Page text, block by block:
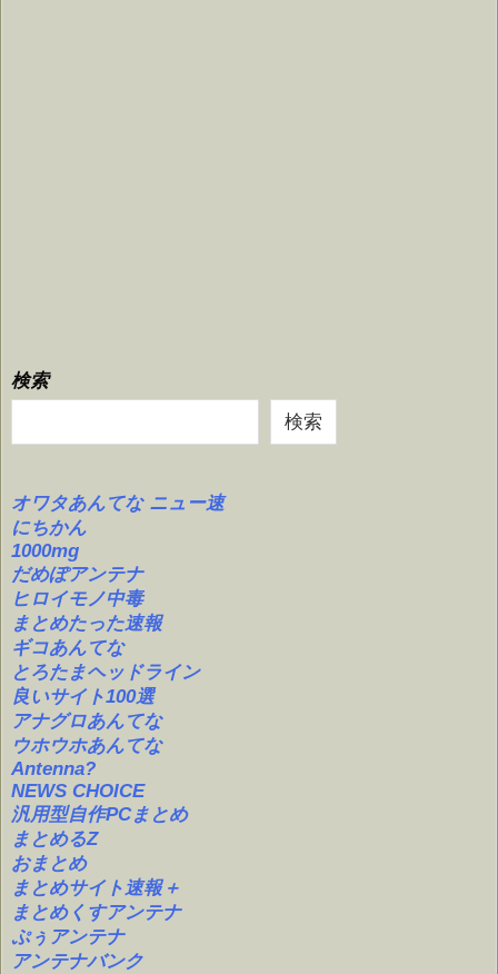
検索
検索
オワタあんてな ニュー速
にちかん
1000mg
だめぽアンテナ
ヒロイモノ中毒
まとめたった速報
ギコあんてな
とろたまヘッドライン
良いサイト100選
アナグロあんてな
ウホウホあんてな
Antenna?
NEWS CHOICE
汎用型自作PCまとめ
まとめるZ
おまとめ
まとめサイト速報＋
まとめくすアンテナ
ぷぅアンテナ
アンテナバンク